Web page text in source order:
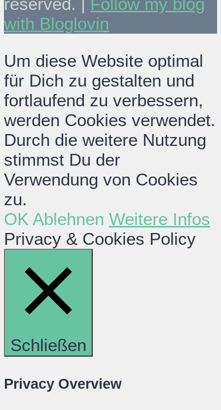
with Bloglovin
Um diese Website optimal
für Dich zu gestalten und
fortlaufend zu verbessern,
werden Cookies verwendet.
Durch die weitere Nutzung
stimmst Du der
Verwendung von Cookies
zu.
OK Ablehnen Weitere Infos
Privacy & Cookies Policy
Schließen
Privacy Overview